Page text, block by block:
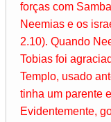
forças com
Neemias e os
2.10). Quando
Tobias foi
Templo, usado
tinha um parente
Evidentemente,